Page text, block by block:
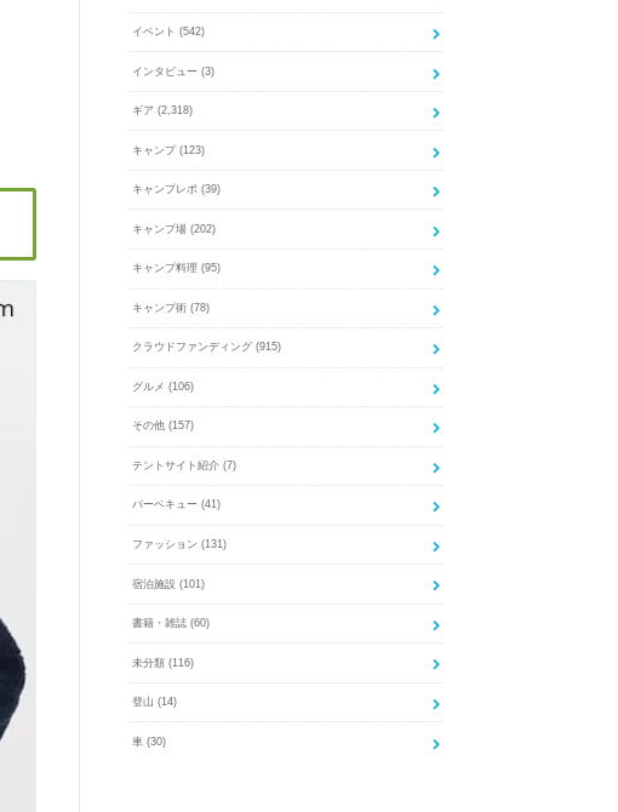
イベント (542)
インタビュー (3)
ギア (2,318)
キャンプ (123)
キャンプレポ (39)
キャンプ場 (202)
キャンプ料理 (95)
キャンプ術 (78)
クラウドファンディング (915)
グルメ (106)
その他 (157)
テントサイト紹介 (7)
バーベキュー (41)
ファッション (131)
宿泊施設 (101)
書籍・雑誌 (60)
未分類 (116)
登山 (14)
車 (30)